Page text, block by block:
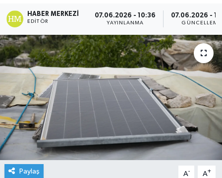
HABER MERKEZI
EDITÖR
07.06.2026 - 10:36
YAYINLANMA
07.06.2026 -
GÜNCELLEME
Paylaş A- A+